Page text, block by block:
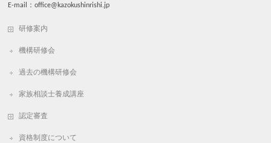
E-mail：office@kazokushinrishi.jp
研修案内
機構研修会
過去の機構研修会
家族相談士養成講座
認定審査
資格制度について